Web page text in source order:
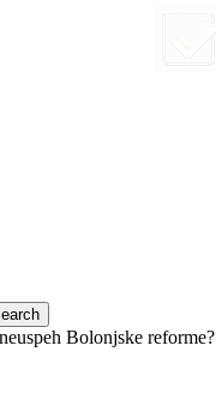
Bolonjske reforme?